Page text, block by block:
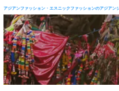
アジアンファッション・エスニックファッションのアジアン